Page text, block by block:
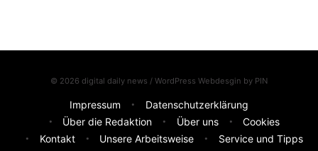
© 2026 digital daily news / WordPress Webdesgin by PIN
Impressum
Datenschutzerklärung
Über die Redaktion
Über uns
Cookies
Kontakt
Unsere Arbeitsweise Service und Tipps